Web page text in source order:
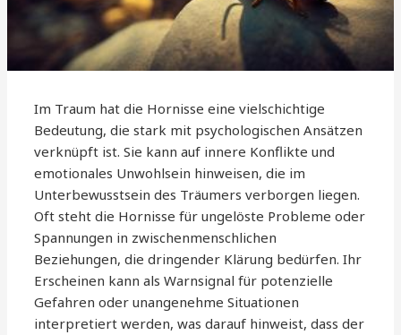
Im Traum hat die Hornisse eine vielschichtige
Bedeutung, die stark mit psychologischen Ansätzen
verknüpft ist. Sie kann auf innere Konflikte und
emotionales Unwohlsein hinweisen, die im
Unterbewusstsein des Träumers verborgen liegen.
Oft steht die Hornisse für ungelöste Probleme oder
Spannungen in zwischenmenschlichen
Beziehungen, die dringender Klärung bedürfen. Ihr
Erscheinen kann als Warnsignal für potenzielle
Gefahren oder unangenehme Situationen
interpretiert werden, was darauf hinweist, dass der